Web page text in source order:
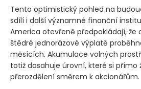
Tento optimistický pohled na
sdílí i další významné finanční
America otevřeně předpokládají, že
štědré jednorázové výplatě
měsících. Akumulace volných
totiž dosahuje úrovní, které si přímo
přerozdělení směrem k akcionářům.